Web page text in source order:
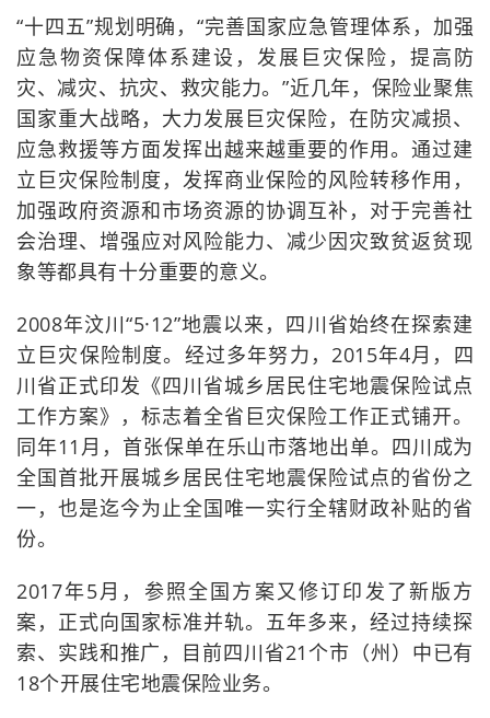
“十四五”规划明确，“完善国家应急管理体系，加强
应急物资保障体系建设，发展巨灾保险，提高防
灾、减灾、抗灾、救灾能力。”近几年，保险业聚焦
国家重大战略，大力发展巨灾保险，在防灾减损、
应急救援等方面发挥出越来越重要的作用。通过建
立巨灾保险制度，发挥商业保险的风险转移作用，
加强政府资源和市场资源的协调互补，对于完善社
会治理、增强应对风险能力、减少因灾致贫返贫现
象等都具有十分重要的意义。
2008年汶川“5·12”地震以来，四川省始终在探索建
立巨灾保险制度。经过多年努力，2015年4月，四
川省正式印发《四川省城乡居民住宅地震保险试点
工作方案》，标志着全省巨灾保险工作正式铺开。
同年11月，首张保单在乐山市落地出单。四川成为
全国首批开展城乡居民住宅地震保险试点的省份之
一，也是迄今为止全国唯一实行全辖财政补贴的省
份。
2017年5月，参照全国方案又修订印发了新版方
案，正式向国家标准并轨。五年多来，经过持续探
索、实践和推广，目前四川省21个市（州）中已有
18个开展住宅地震保险业务。